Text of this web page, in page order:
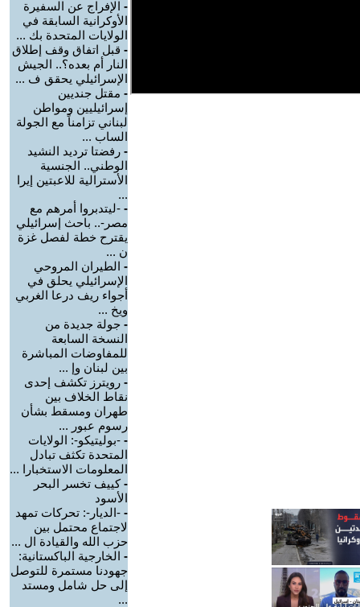
- الإفراج عن السفيرة
الأوكرانية السابقة في
الولايات المتحدة بك ...
- قبل اتفاق وقف إطلاق
النار أم بعده؟.. الجيش
الإسرائيلي يحقق ف ...
- مقتل جنديين
إسرائيليين ومواطن
لبناني تزامناً مع الجولة
الساب ...
- رفضتا ترديد النشيد
الوطني.. الجنسية
الأسترالية للاعبتين إيرا
...
- -ليتدبروا أمرهم مع
مصر-.. باحث إسرائيلي
يقترح خطة لفصل غزة
ن ...
- الطيران المروحي
الإسرائيلي يحلق في
أجواء ريف درعا الغربي
ويخ ...
- جولة جديدة من
النسخة السابعة
للمفاوضات المباشرة
بين لبنان وإ ...
- رويترز تكشف إحدى
نقاط الخلاف بين
طهران ومسقط بشأن
رسوم عبور ...
- -بوليتيكو-: الولايات
المتحدة تكثف تبادل
المعلومات الاستخبارا ...
-كييف تخسر البحر
الأسود
- -الديار-: تحركات تمهد
لاجتماع محتمل بين
حزب الله والقيادة ال ...
- الخارجية الباكستانية:
جهودنا مستمرة للتوصل
إلى حل شامل ومستد
...